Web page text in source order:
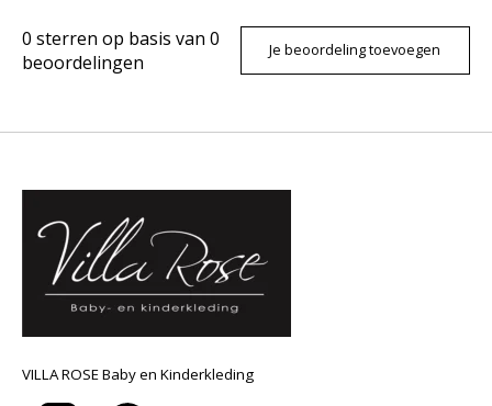
0 sterren op basis van 0
beoordelingen
Je beoordeling toevoegen
VILLA ROSE Baby en Kinderkleding